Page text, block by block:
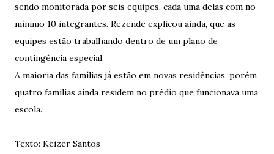
sendo monitorada por seis equipes, cada uma delas com no
mínimo 10 integrantes. Rezende explicou ainda, que as
equipes estão trabalhando dentro de um plano de
contingência especial.
A maioria das famílias já estão em novas residências, porém
quatro famílias ainda residem no prédio que funcionava uma
escola.
Texto: Keizer Santos